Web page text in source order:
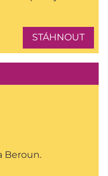
STÁHNOUT
Beroun.